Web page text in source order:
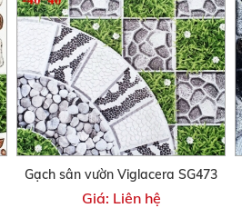
Gạch sân vườn Viglacera SG473
Giá: Liên hệ